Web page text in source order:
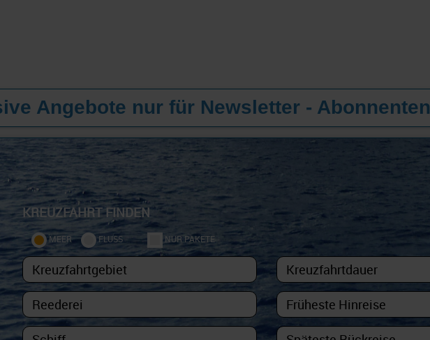
Angebote nur für Newsletter - Abonnenten
KREUZFAHRT FINDEN
MEER FLUSS NUR PAKETE